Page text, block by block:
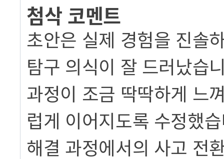
첨삭 코멘트
초안은 실제 경험을 진솔
탐구 의식이 잘 드러났습
과정이 조금 딱딱하게 느
럽게 이어지도록 수정했
해결 과정에서의 사고 전